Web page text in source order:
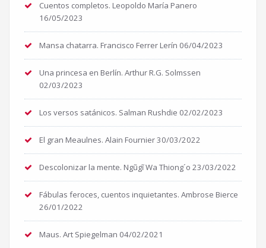
Cuentos completos. Leopoldo María Panero
16/05/2023
Mansa chatarra. Francisco Ferrer Lerín 06/04/2023
Una princesa en Berlín. Arthur R.G. Solmssen
02/03/2023
Los versos satánicos. Salman Rushdie 02/02/2023
El gran Meaulnes. Alain Fournier30/03/2022
Descolonizar la mente. Ngũgĩ Wa Thiong´o 23/03/2022
Fábulas feroces, cuentos inquietantes. Ambrose Bierce
26/01/2022
Maus. Art Spiegelman 04/02/2021